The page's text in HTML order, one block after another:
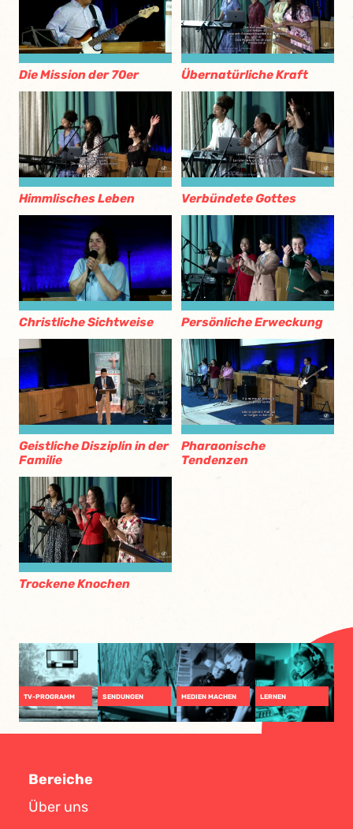
Die Mission der 70er Übernatürliche Kraft
Himmlisches Leben Verbündete Gottes
Christliche Sichtweise Persönliche Erweckung
Geistliche Disziplin in der
Familie
Pharaonische
Tendenzen
Trockene Knochen
TV-PROGRAMM SENDUNGEN MEDIEN MACHEN LERNEN
Bereiche
Über uns